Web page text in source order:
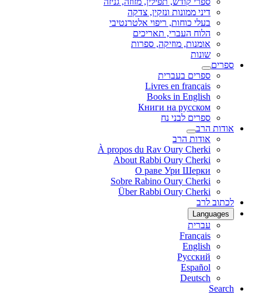
דיני ממונות ונזקין, צדקה
בעלי כוחות, ריפוי אלטרנטיבי
הלוח העברי, תאריכים
אומנות, מוזיקה, ספרות
שונות
ספרים
ספרים בעברית
Livres en français
Books in English
Книги на русском
ספרים לבני נח
אודות הרב
אודות הרב
À propos du Rav Oury Cherki
About Rabbi Oury Cherki
О раве Ури Шерки
Sobre Rabino Oury Cherki
Über Rabbi Oury Cherki
לכתוב לרב
Languages
עברית
Français
English
Русский
Español
Deutsch
Search